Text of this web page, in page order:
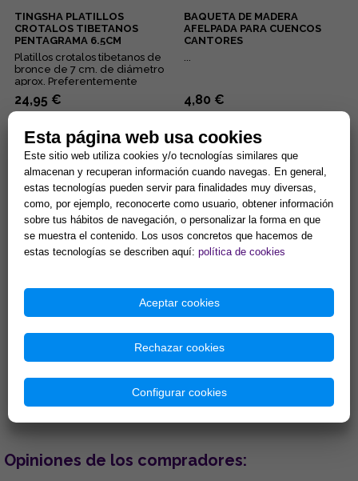
TINGSHA PLATILLOS
CROTALOS TIBETANOS
PENTAGRAMA 6.5CM
Platillos crotalos tibetanos de
bronce de 7 cm. de diámetro
aprox. Preferentemente
destinados a las prácticas ...
24,95 €
BAQUETA DE MADERA
AFELPADA PARA CUENCOS
CANTORES
...
4,80 €
DE HIERRO Y CON MAZO.
Comprar
GRAMOS
Utilizar sobre soporte, p.ej. un
cojín. Frecuencias dominantes
en percusión de aprox 1.300 y
3.100 Hz. Ideal p...
36,56 € =
Comprar
Opiniones de los compradores:
Esta página web usa cookies
Este sitio web utiliza cookies y/o tecnologías similares que
almacenan y recuperan información cuando navegas. En general,
estas tecnologías pueden servir para finalidades muy diversas,
como, por ejemplo, reconocerte como usuario, obtener información
sobre tus hábitos de navegación, o personalizar la forma en que
se muestra el contenido. Los usos concretos que hacemos de
estas tecnologías se describen aquí: política de cookies
Aceptar cookies
Rechazar cookies
Configurar cookies